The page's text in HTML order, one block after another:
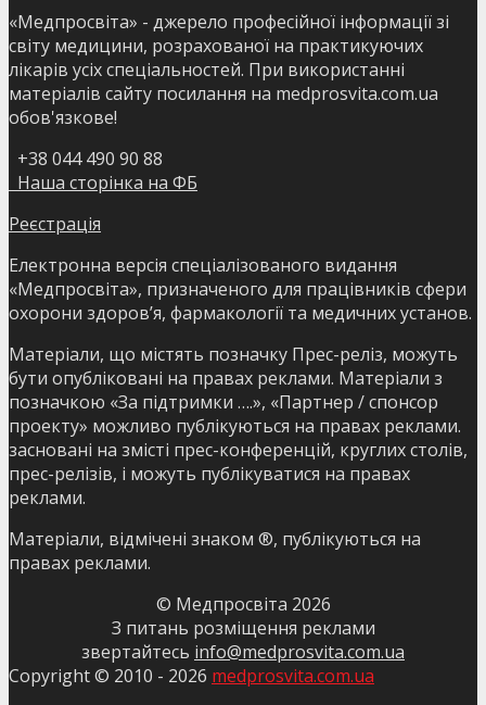
«Медпросвіта» - джерело професійної інформації зі
світу медицини, розрахованої на практикуючих
лікарів усіх спеціальностей. При використанні
матеріалів сайту посилання на medprosvita.com.ua
обов'язкове!
+38 044 490 90 88
Наша сторінка на ФБ
Реєстрація
Електронна версія спеціалізованого видання
«Медпросвіта», призначеного для працівників сфери
охорони здоров’я, фармакології та медичних установ.
Матеріали, що містять позначку Прес-реліз, можуть
бути опубліковані на правах реклами. Матеріали з
позначкою «За підтримки ….», «Партнер / спонсор
проекту» можливо публікуються на правах реклами.
засновані на змісті прес-конференцій, круглих столів,
прес-релізів, і можуть публікуватися на правах
реклами.
Матеріали, відмічені знаком ®, публікуються на
правах реклами.
© Медпросвіта 2026
З питань розміщення реклами
звертайтесь info@medprosvita.com.ua
Copyright © 2010 - 2026 medprosvita.com.ua